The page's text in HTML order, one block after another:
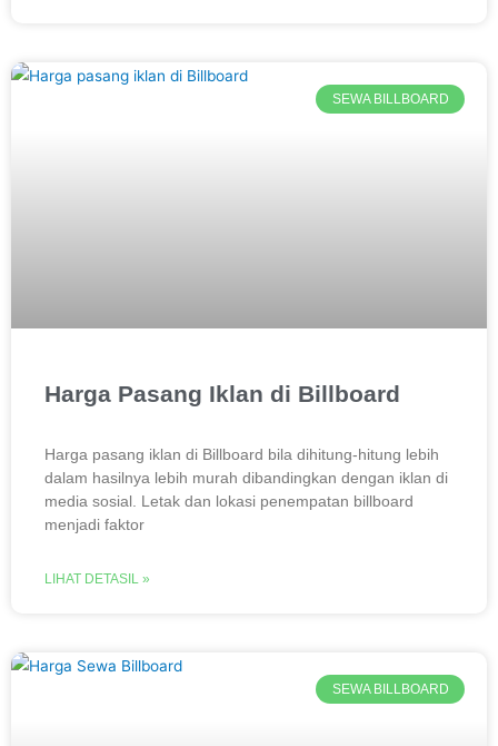
SEWA BILLBOARD
Harga Pasang Iklan di Billboard
Harga pasang iklan di Billboard bila dihitung-hitung lebih
dalam hasilnya lebih murah dibandingkan dengan iklan di
media sosial. Letak dan lokasi penempatan billboard
menjadi faktor
LIHAT DETASIL »
SEWA BILLBOARD